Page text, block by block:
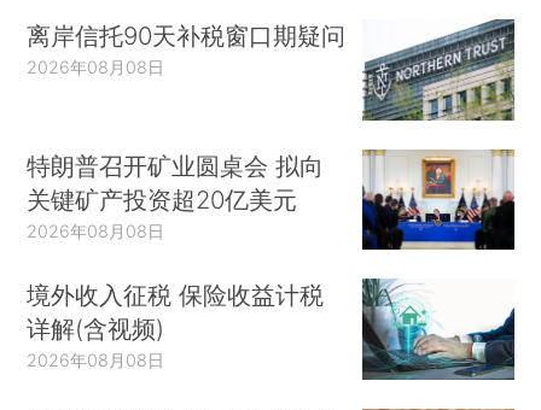
离岸信托90天补税窗口期疑问
2026年08月08日
特朗普召开矿业圆桌会 拟向
关键矿产投资超20亿美元
2026年08月08日
境外收入征税 保险收益计税
详解(含视频)
2026年08月08日